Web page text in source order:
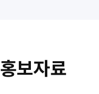
홍보자료